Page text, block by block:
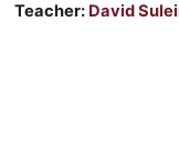
Teacher: David